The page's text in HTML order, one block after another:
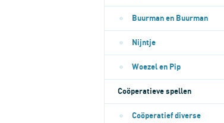
Buurman en Buurman
Nijntje
Woezel en Pip
Coöperatieve spellen
Coöperatief diverse